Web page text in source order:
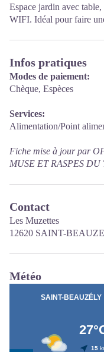
Espace jardin avec
WIFI. Idéal pour faire
Infos pratiques
Modes de paiement:
Chèque, Espèces
Services:
Alimentation/Point
Fiche mise à jour par
MUSE ET RASPES DU
Contact
Les Muzettes
12620 SAINT-
Météo